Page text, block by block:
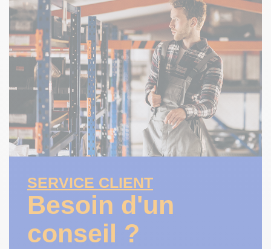
SERVICE CLIENT
Besoin d'un
conseil ?